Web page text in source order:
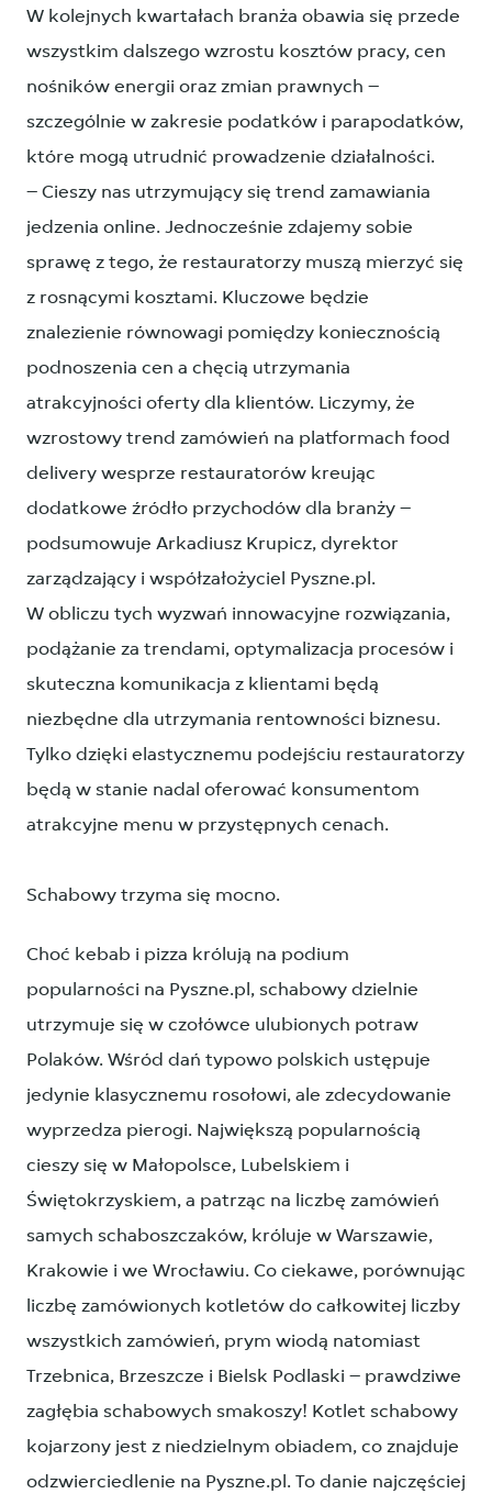
W kolejnych kwartałach branża obawia się przede
wszystkim dalszego wzrostu kosztów pracy, cen
nośników energii oraz zmian prawnych –
szczególnie w zakresie podatków i parapodatków,
które mogą utrudnić prowadzenie działalności.
– Cieszy nas utrzymujący się trend zamawiania
jedzenia online. Jednocześnie zdajemy sobie
sprawę z tego, że restauratorzy muszą mierzyć się
z rosnącymi kosztami. Kluczowe będzie
znalezienie równowagi pomiędzy koniecznością
podnoszenia cen a chęcią utrzymania
atrakcyjności oferty dla klientów. Liczymy, że
wzrostowy trend zamówień na platformach food
delivery wesprze restauratorów kreując
dodatkowe źródło przychodów dla branży –
podsumowuje Arkadiusz Krupicz, dyrektor
zarządzający i współzałożyciel Pyszne.pl.
W obliczu tych wyzwań innowacyjne rozwiązania,
podążanie za trendami, optymalizacja procesów i
skuteczna komunikacja z klientami będą
niezbędne dla utrzymania rentowności biznesu.
Tylko dzięki elastycznemu podejściu restauratorzy
będą w stanie nadal oferować konsumentom
atrakcyjne menu w przystępnych cenach.
Schabowy trzyma się mocno.
Choć kebab i pizza królują na podium
popularności na Pyszne.pl, schabowy dzielnie
utrzymuje się w czołówce ulubionych potraw
Polaków. Wśród dań typowo polskich ustępuje
jedynie klasycznemu rosołowi, ale zdecydowanie
wyprzedza pierogi. Największą popularnością
cieszy się w Małopolsce, Lubelskiem i
Świętokrzyskiem, a patrząc na liczbę zamówień
samych schaboszczaków, króluje w Warszawie,
Krakowie i we Wrocławiu. Co ciekawe, porównując
liczbę zamówionych kotletów do całkowitej liczby
wszystkich zamówień, prym wiodą natomiast
Trzebnica, Brzeszcze i Bielsk Podlaski – prawdziwe
zagłębia schabowych smakoszy! Kotlet schabowy
kojarzony jest z niedzielnym obiadem, co znajduje
odzwierciedlenie na Pyszne.pl. To danie najczęściej